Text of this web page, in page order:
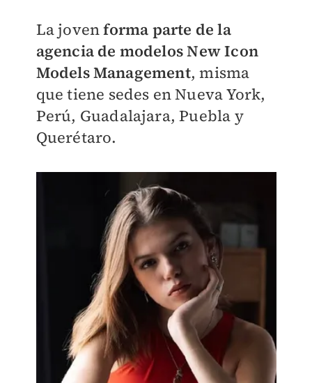
La jovenforma parte de la
agencia de modelosNew Icon
Models Management, misma
que tiene sedes en Nueva York,
Perú, Guadalajara, Puebla y
Querétaro.